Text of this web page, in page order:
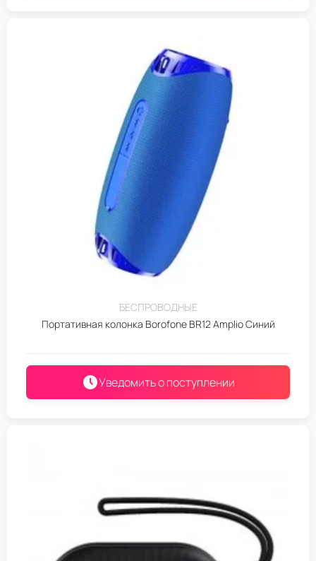
БЕСПРОВОДНЫЕ
Портативная колонка Borofone BR12 Amplio Синий
Уведомить о поступлении